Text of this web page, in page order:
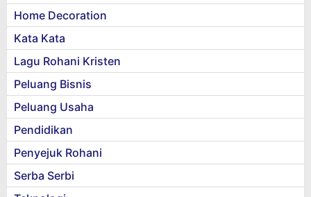
Home Decoration
Kata Kata
Lagu Rohani Kristen
Peluang Bisnis
Peluang Usaha
Pendidikan
Penyejuk Rohani
Serba Serbi